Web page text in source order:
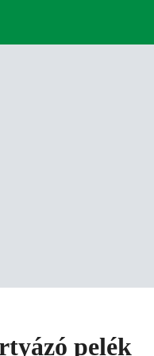
pelék